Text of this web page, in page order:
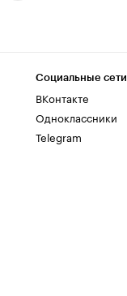
Социальные сети
ВКонтакте
Одноклассники
Telegram